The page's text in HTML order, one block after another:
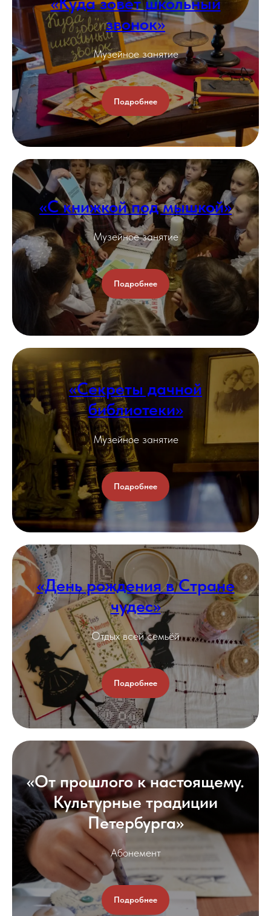
звонок»
Музейное занятие
Подробнее
«С книжкой под мышкой»
Музейное занятие
Подробнее
«Секреты дачной
библиотеки»
Музейное занятие
Подробнее
«День рождения в Стране
чудес»
Отдых всей семьёй
Подробнее
«От прошлого к настоящему.
Культурные традиции
Петербурга»
Абонемент
Подробнее